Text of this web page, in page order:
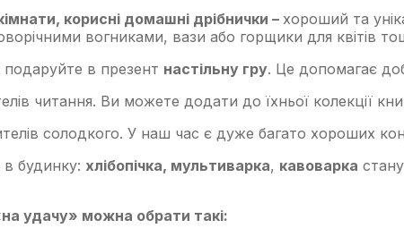
корисні домашні дрібнички – хороший та
вогниками, вази або горщики для
подаруйте в презент настільну гру. Це допомагає
читання. Ви можете додати до їхньої колекції
солодкого. У наш час є дуже багато хороших
будинку: хлібопічка, мультиварка, кавоварка
удачу» можна обрати такі: